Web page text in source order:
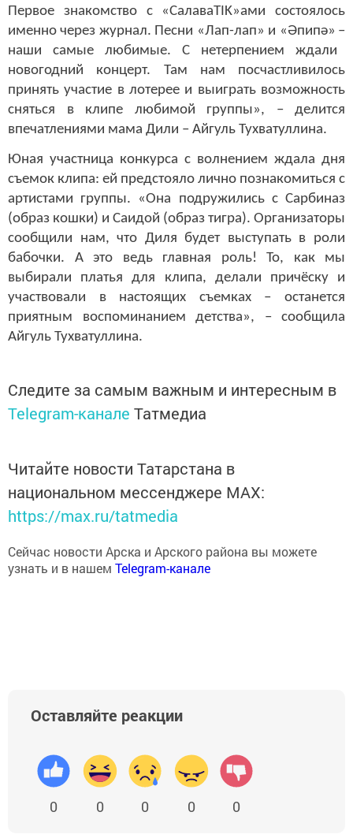
Первое знакомство с «СалаваTIK»ами состоялось
именно через журнал. Песни «Лап-лап» и «Әпипә» –
наши самые любимые. С нетерпением ждали
новогодний концерт. Там нам
посчастливилось
принять участие в лотерее и выиграть возможность
сняться в клипе любимой группы», – делится
впечатлениями мама Дили – Айгуль Тухватуллина.
Юная участница конкурса с волнением ждала дня
съемок клипа: ей предстояло лично познакомиться с
артистами группы. «Она подружились с Сарбиназ
(образ кошки) и Саидой (образ тигра). Организаторы
сообщили нам, что Диля будет выступать в роли
бабочки. А это ведь главная роль! То, как мы
выбирали платья для клипа, делали причёску и
участвовали в настоящих съемках – останется
приятным воспоминанием детства», – сообщила
Айгуль Тухватуллина.
Следите за самым важным и интересным в
Telegram-канале Татмедиа
Читайте новости Татарстана в
национальном мессенджере MАХ:
https://max.ru/tatmedia
Сейчас новости Арска и Арского района вы можете
узнать и в нашем Telegram-канале
Оставляйте реакции
0 0 0 0 0